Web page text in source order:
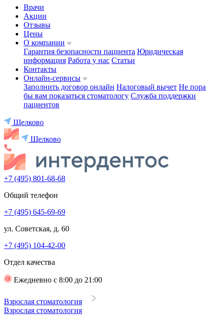
Врачи
Акции
Отзывы
Цены
О компании
Гарантия безопасности пациента Юридическая
информация Работа у нас Статьи
Контакты
Онлайн-сервисы
Заполнить договор онлайн Налоговый вычет Не пора
бы вам показаться стоматологу Служба поддержки
пациентов
Щелково
Щелково
+7 (495) 801-68-68
Общий телефон
+7 (495) 645-69-69
ул. Советская, д. 60
+7 (495) 104-42-00
Отдел качества
Ежедневно с 8:00 до 21:00
Взрослая стоматология
Взрослая стоматология